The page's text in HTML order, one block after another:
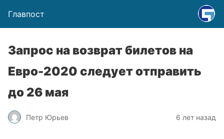
Главпост
Запрос на возврат билетов на
Евро-2020 следует отправить
до 26 мая
Петр Юрьев 6 лет назад